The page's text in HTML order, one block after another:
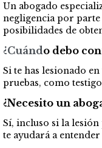
Un abogado
negligencia por
posibilidades de
¿Cuándo debo
Si te has lesionado
pruebas, como
¿Necesito un
Sí, incluso si la
te ayudará a